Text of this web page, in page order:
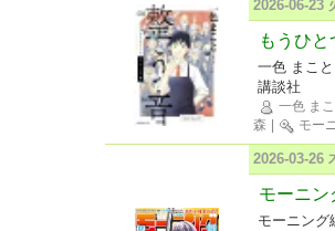
2026-06-23
もうひ
一色 まこと
講談社
一色 まこ
森
モー
2026-03-26
モーニン
モーニング